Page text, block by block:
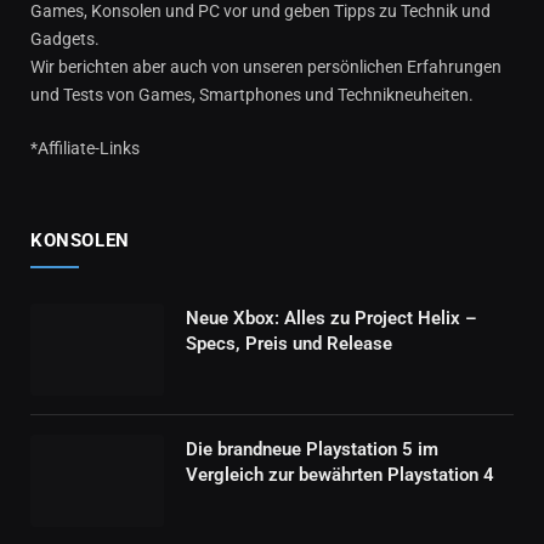
Games, Konsolen und PC vor und geben Tipps zu Technik und
Gadgets.
Wir berichten aber auch von unseren persönlichen Erfahrungen
und Tests von Games, Smartphones und Technikneuheiten.
*Affiliate-Links
KONSOLEN
Neue Xbox: Alles zu Project Helix –
Specs, Preis und Release
Die brandneue Playstation 5 im
Vergleich zur bewährten Playstation 4